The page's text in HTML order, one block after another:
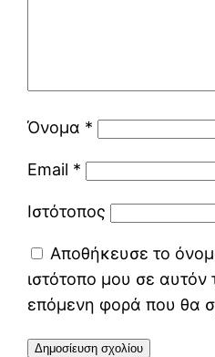
Όνομα *
Email *
Ιστότοπος
Αποθήκευσε το
ιστότοπο μου σε αυτόν
επόμενη φορά που θα